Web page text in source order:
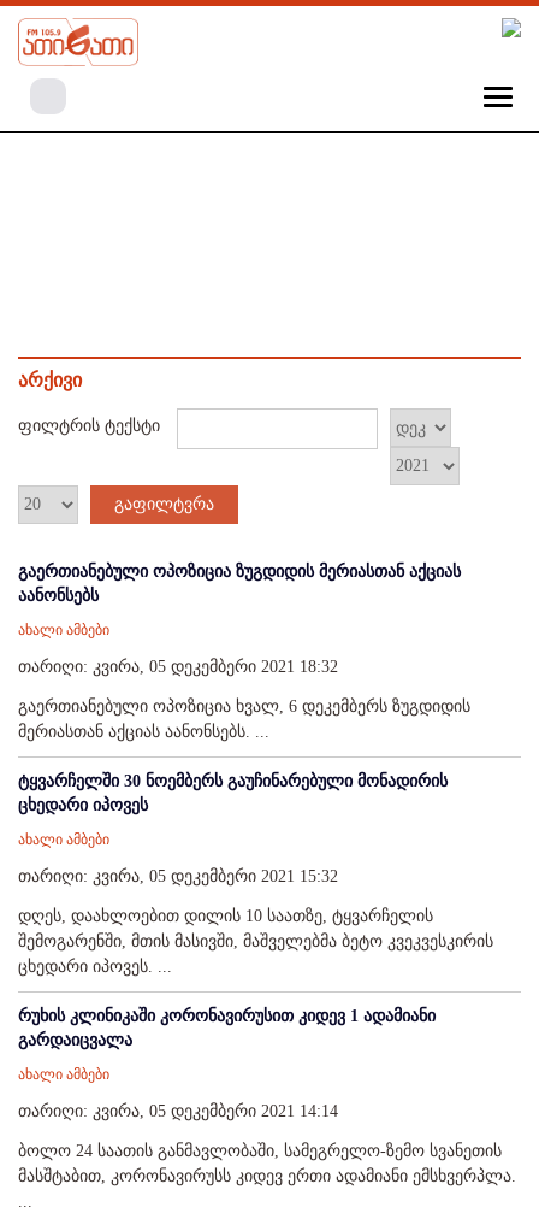
არქივი
ფილტრის ტექსტი
გაფილტვრა
გაერთიანებული ოპოზიცია ზუგდიდის მერიასთან აქციას
აანონსებს
ახალი ამბები
თარიღი: კვირა, 05 დეკემბერი 2021 18:32
გაერთიანებული ოპოზიცია ხვალ, 6 დეკემბერს ზუგდიდის
მერიასთან აქციას აანონსებს. ...
ტყვარჩელში 30 ნოემბერს გაუჩინარებული მონადირის
ცხედარი იპოვეს
ახალი ამბები
თარიღი: კვირა, 05 დეკემბერი 2021 15:32
დღეს, დაახლოებით დილის 10 საათზე, ტყვარჩელის
შემოგარენში, მთის მასივში, მაშველებმა ბეტო კვეკვესკირის
ცხედარი იპოვეს. ...
რუხის კლინიკაში კორონავირუსით კიდევ 1 ადამიანი
გარდაიცვალა
ახალი ამბები
თარიღი: კვირა, 05 დეკემბერი 2021 14:14
ბოლო 24 საათის განმავლობაში, სამეგრელო-ზემო სვანეთის
მასშტაბით, კორონავირუსს კიდევ ერთი ადამიანი ემსხვერპლა.
...